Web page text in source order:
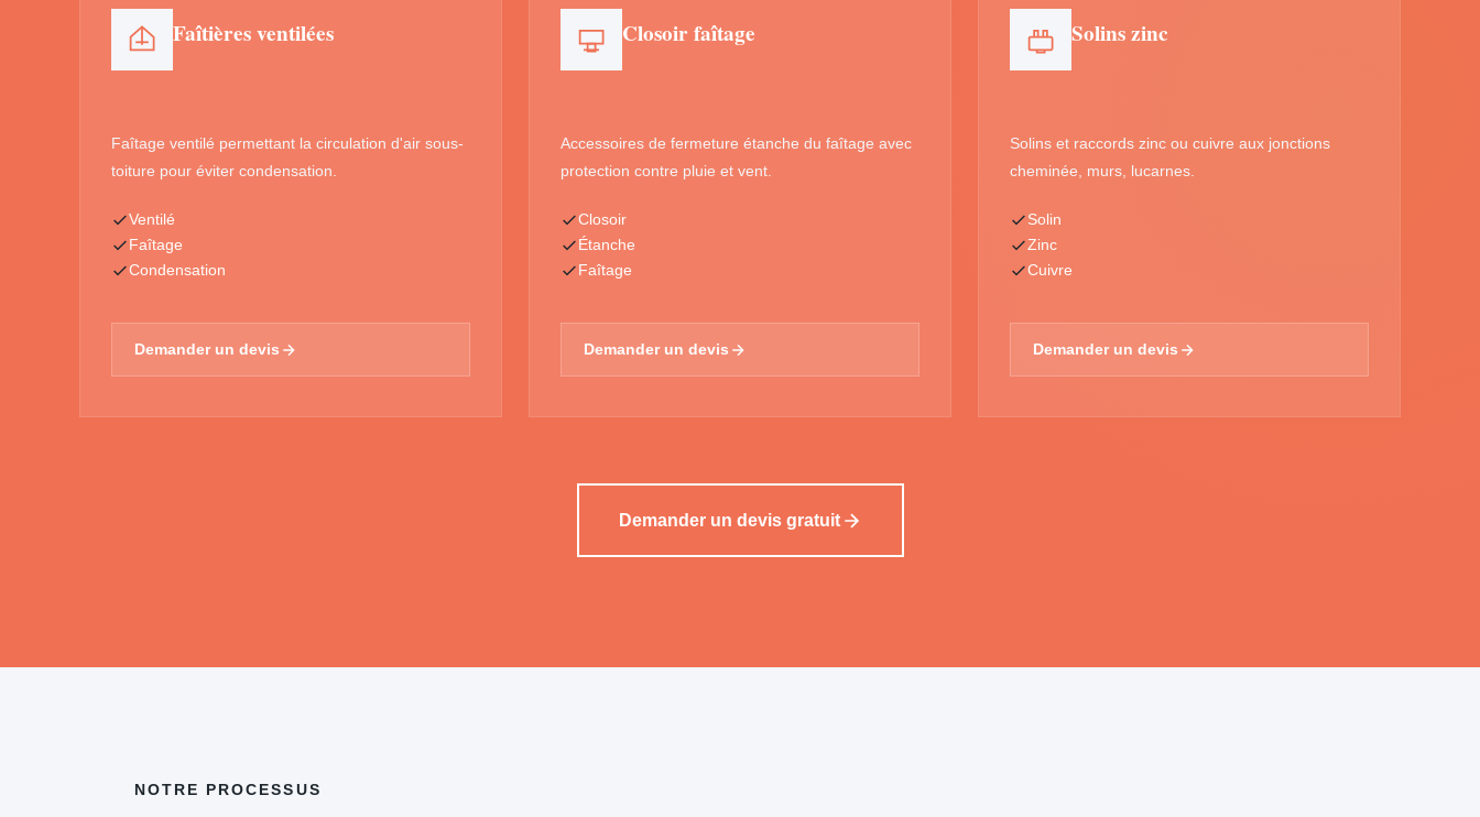
Faîtières ventilées
Faîtage ventilé permettant la circulation d'air sous-
toiture pour éviter condensation.
Ventilé
Faîtage
Condensation
Demander un devis
Closoir faîtage
Accessoires de fermeture étanche du faîtage avec
protection contre pluie et vent.
Closoir
Étanche
Faîtage
Demander un devis
Solins zinc
Solins et raccords zinc ou cuivre aux jonctions
cheminée, murs, lucarnes.
Solin
Zinc
Cuivre
Demander un devis
Demander un devis gratuit
NOTRE PROCESSUS